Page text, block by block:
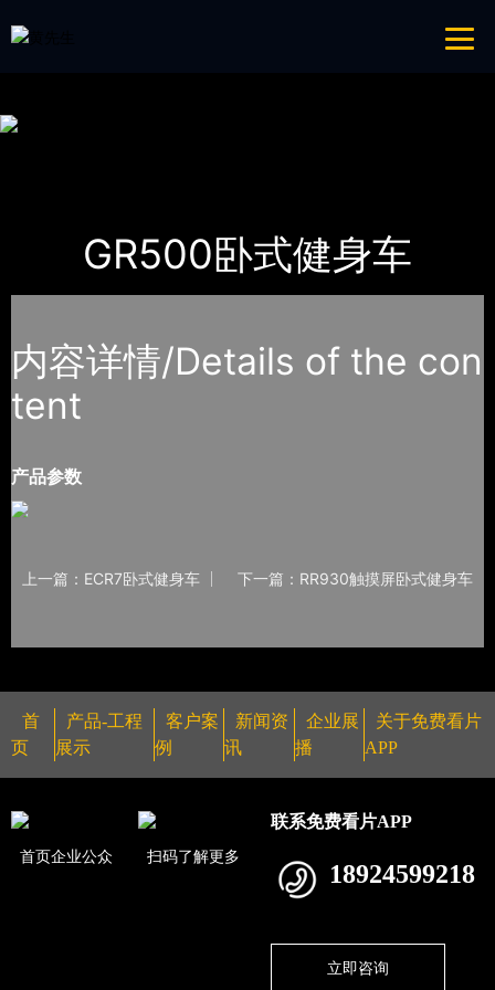
网站地图
GR500卧式健身车
内容详情/Details of the con
tent
产品参数
上一篇：ECR7卧式健身车 下一篇：RR930触摸屏卧式健身车
首
页
产品-工程
展示
客户案
例
新闻资
讯
企业展
播
关于免费看片
APP
首页企业公众 扫码了解更多
联系免费看片APP
18924599218
立即咨询